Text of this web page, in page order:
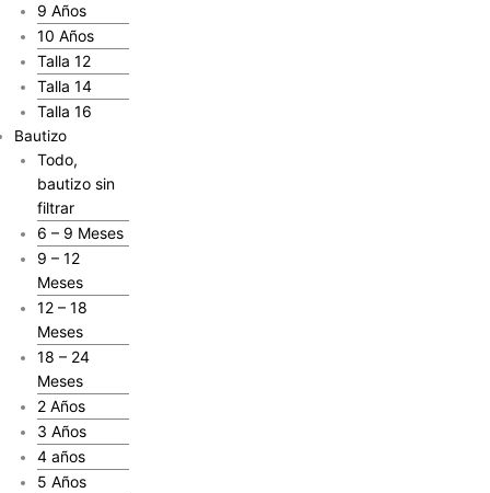
9 Años
10 Años
Talla 12
Talla 14
Talla 16
Bautizo
Todo,
bautizo sin
filtrar
6 – 9 Meses
9 – 12
Meses
12 – 18
Meses
18 – 24
Meses
2 Años
3 Años
4 años
5 Años